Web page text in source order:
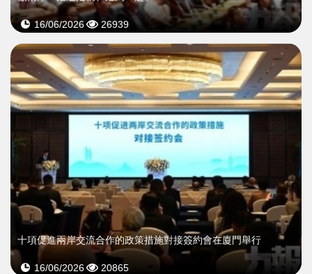
16/06/2026 26939
十項促進兩岸交流合作的政策措施對接簽約會在廈門舉行
16/06/2026 20865